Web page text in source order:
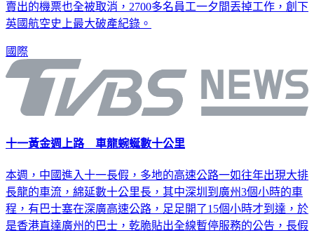
賣出的機票也全被取消，2700多名員工一夕間丟掉工作，創下
英國航空史上最大破產紀錄。
國際
十一黃金週上路 車龍蜿蜒數十公里
本週，中國進入十一長假，多地的高速公路一如往年出現大排
長龍的車流，綿延數十公里長，其中深圳到廣州3個小時的車
程，有巴士塞在深廣高速公路，足足開了15個小時才到達，於
是香港直達廣州的巴士，乾脆貼出全線暫停服務的公告，長假